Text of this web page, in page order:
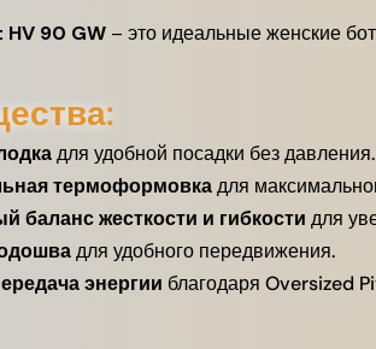
90 GW – это идеальные женские
для удобной посадки без давления.
термоформовкадля
баланс жесткости и гибкости для
для удобного передвижения.
энергии благодаря Oversized